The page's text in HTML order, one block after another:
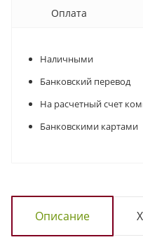
Оплата
Наличными
Банковский перевод
На расчетный счет
Банковскими картами
Описание